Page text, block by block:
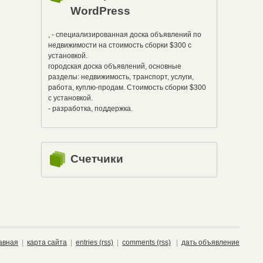
WordPress
, - специализированная доска объявлений по
недвижимости на стоимость сборки $300 с
установкой.
городская доска объявлений, основные
разделы: недвижимость, транспорт, услуги,
работа, куплю-продам. Стоимость сборки $300
с установкой.
- разработка, поддержка.
Счетчики
карта сайта entries (rss) comments (rss) дать объявление